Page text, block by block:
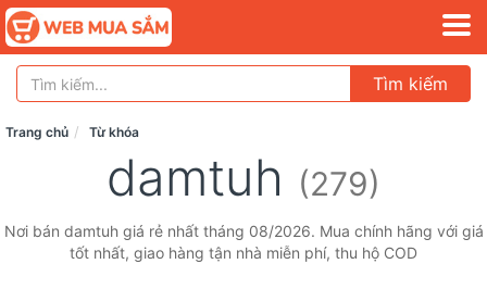
Tìm kiếm
Trang chủ Từ khóa
damtuh (279)
Nơi bán damtuh giá rẻ nhất tháng 08/2026. Mua chính hãng với giá
tốt nhất, giao hàng tận nhà miễn phí, thu hộ COD